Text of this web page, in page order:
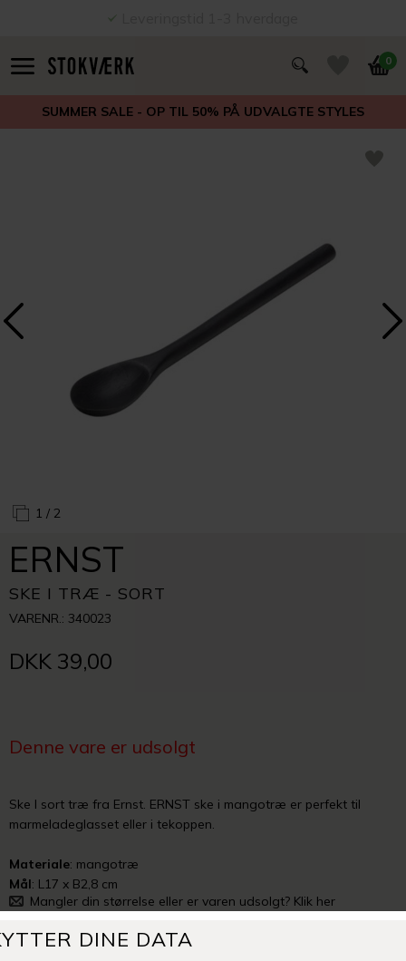
0
SUMMER SALE - OP TIL 50% PÅ UDVALGTE STYLES
1 / 2
ERNST
SKE I TRÆ - SORT
VARENR.: 340023
DKK 39,00
Denne vare er udsolgt
Ske I sort træ fra Ernst. ERNST ske i mangotræ er perfekt til
marmeladeglasset eller i tekoppen.
Materiale: mangotræ
Mål: L17 x B2,8 cm
Mangler din størrelse eller er varen udsolgt? Klik her